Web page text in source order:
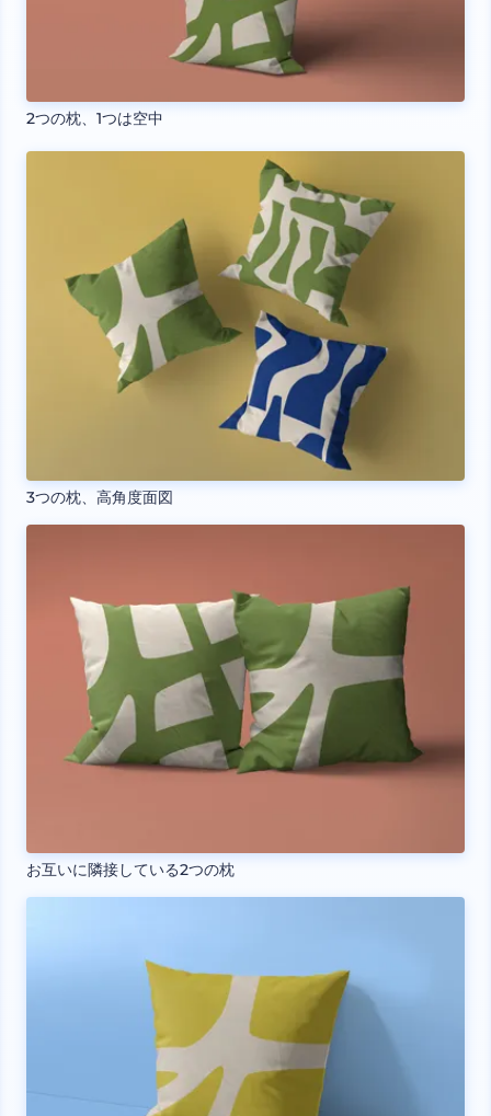
2つの枕、1つは空中
3つの枕、高角度面図
お互いに隣接している2つの枕